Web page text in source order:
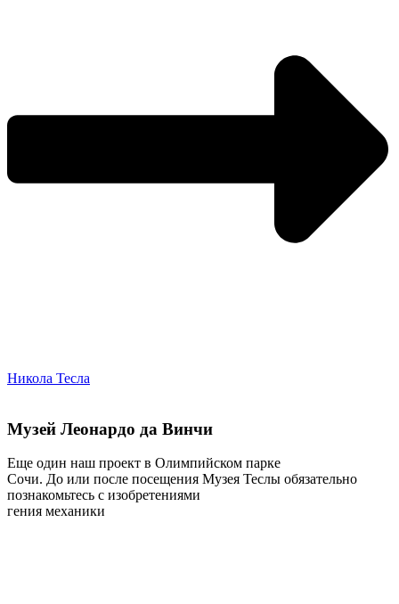
Никола Тесла
Музей Леонардо да Винчи
Еще один наш проект в Олимпийском парке
Сочи. До или после посещения Музея Теслы обязательно
познакомьтесь с изобретениями
гения механики